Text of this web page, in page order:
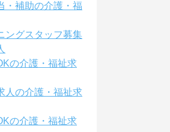
・補助の介護・福
ングスタッフ募集
の介護・福祉求
人の介護・福祉求
の介護・福祉求